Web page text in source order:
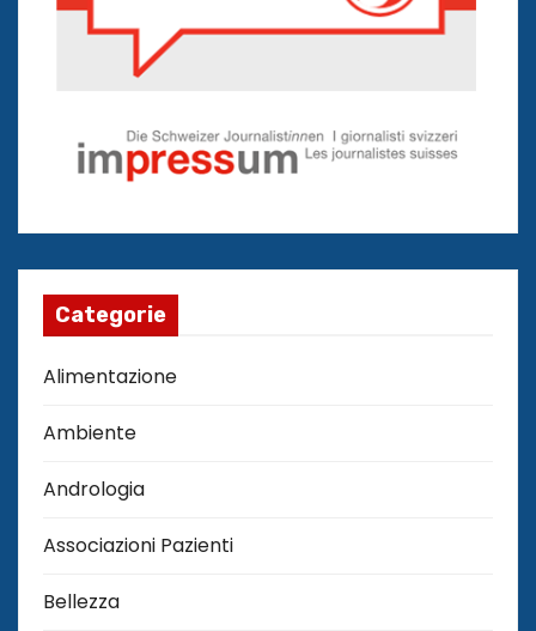
Categorie
Alimentazione
Ambiente
Andrologia
Associazioni Pazienti
Bellezza